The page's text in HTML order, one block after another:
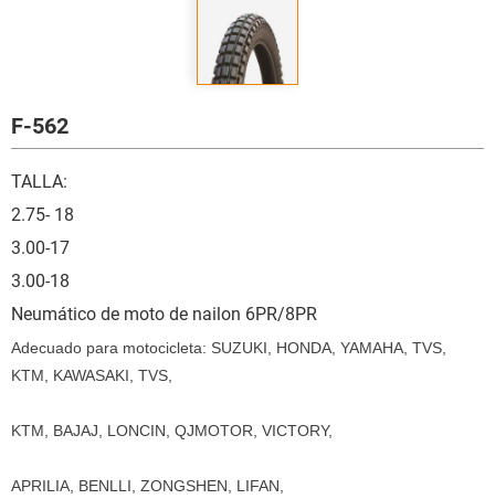
F-562
TALLA:
2.75- 18
3.00-17
3.00-18
Neumático de moto de nailon 6PR/8PR
Adecuado para motocicleta: SUZUKI, HONDA, YAMAHA, TVS,
KTM, KAWASAKI, TVS,
KTM, BAJAJ, LONCIN, QJMOTOR, VICTORY,
APRILIA, BENLLI, ZONGSHEN, LIFAN,